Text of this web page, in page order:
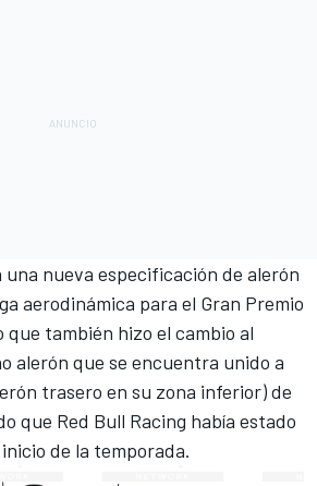
una nueva especificación de alerón
aerodinámica para el Gran Premio
que también hizo el cambio al
alerón que se encuentra unido a
trasero en su zona inferior) de
que Red Bull Racing había estado
de la temporada.